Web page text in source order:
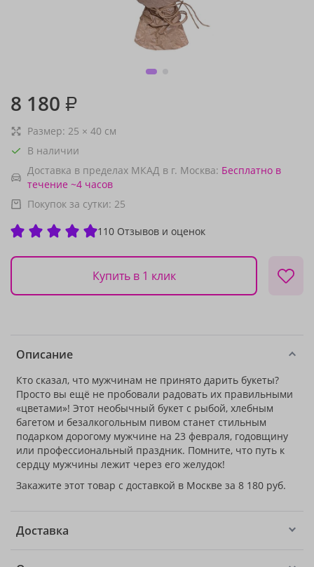
8 180 ₽
Размер: 25 × 40 см
В наличии
Доставка в пределах МКАД в г. Москва: Бесплатно в
течение ~4 часов
Покупок за сутки: 25
110 Отзывов и оценок
Купить в 1 клик
Описание
Кто сказал, что мужчинам не принято дарить букеты?
Просто вы ещё не пробовали радовать их правильными
«цветами»! Этот необычный букет с рыбой, хлебным
багетом и безалкогольным пивом станет стильным
подарком дорогому мужчине на 23 февраля, годовщину
или профессиональный праздник. Помните, что путь к
сердцу мужчины лежит через его желудок!
Закажите этот товар с доставкой в Москве за 8 180 руб.
Доставка